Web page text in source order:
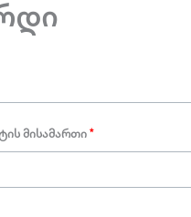
მისამართი *